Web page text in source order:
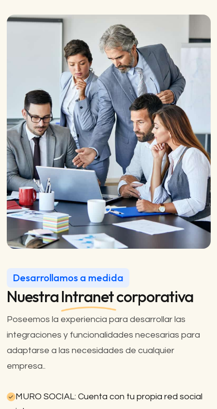
Desarrollamos a medida
NuestraIntranetcorporativa
Poseemos la experiencia para desarrollar las
integraciones y funcionalidades necesarias para
adaptarse a las necesidades de cualquier
empresa..
MURO SOCIAL: Cuenta con tu propia red social